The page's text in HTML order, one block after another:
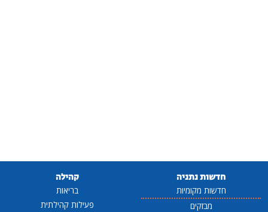
חדשות נתניה
חדשות מקומיות
מבזקים
קהילה
בריאות
פעילות קהילתית